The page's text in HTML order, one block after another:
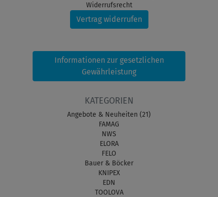
Widerrufsrecht
Vertrag widerrufen
Informationen zur gesetzlichen
Gewährleistung
KATEGORIEN
Angebote & Neuheiten (21)
FAMAG
NWS
ELORA
FELO
Bauer & Böcker
KNIPEX
EDN
TOOLOVA